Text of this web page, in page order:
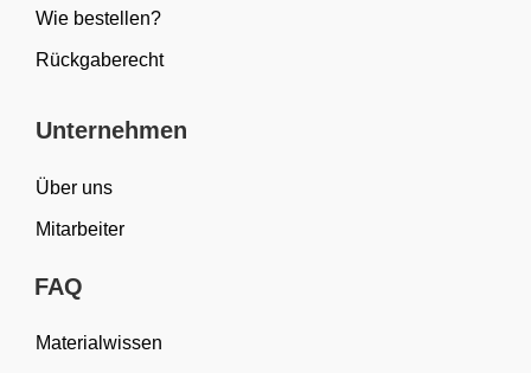
Wie bestellen?
Rückgaberecht
Unternehmen
Über uns
Mitarbeiter
FAQ
Materialwissen